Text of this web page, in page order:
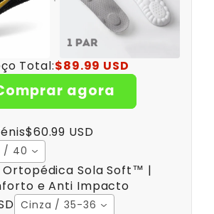
Total:$89.99 USD
agora
$60.99 USD
/ 40
Ortopédica Sola Soft™ |
e Anti Impacto
Cinza / 35-36